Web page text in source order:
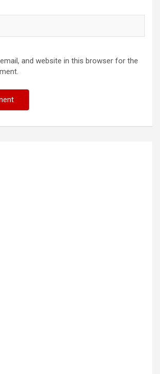
and website in this browser for the